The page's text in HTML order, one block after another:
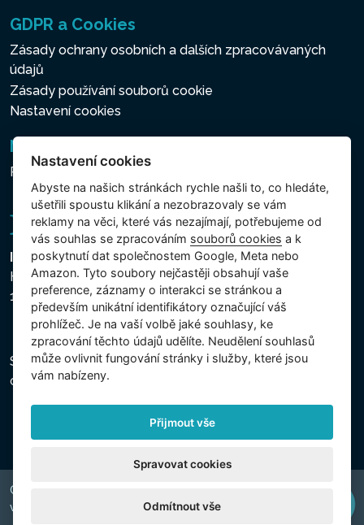
GDPR a Cookies
Zásady ochrany osobních a dalších zpracovávaných
údajů
Zásady používání souborů cookie
Nastavení cookies
Newsletter
Přihlášení k odběru novinek
Intex Trading, s.r.o.
Hradecká 2526/3
130 00 Praha 3 - Česká republika
Společnost je zapsána u Městského soudu v Praze,
oddíl C, vložka 74759, IČ 26150808, DIČ CZ26150808.
Copyright © 2026 INTEX TRADING s.r.o. Všechna práva
vyhrazena.
Nastavení cookies
Abyste na našich stránkách rychle našli to, co hledáte,
ušetřili spoustu klikání a nezobrazovaly se vám
reklamy na věci, které vás nezajímají, potřebujeme od
vás souhlas se zpracováním souborů cookies a k
poskytnutí dat společnostem Google, Meta nebo
Amazon. Tyto soubory nejčastěji obsahují vaše
preference, záznamy o interakci se stránkou a
především unikátní identifikátory označující váš
prohlížeč. Je na vaší volbě jaké souhlasy, ke
zpracování těchto údajů udělíte. Neudělení souhlasů
může ovlivnit fungování stránky i služby, které jsou
vám nabízeny.
Přijmout vše
Spravovat cookies
Odmítnout vše